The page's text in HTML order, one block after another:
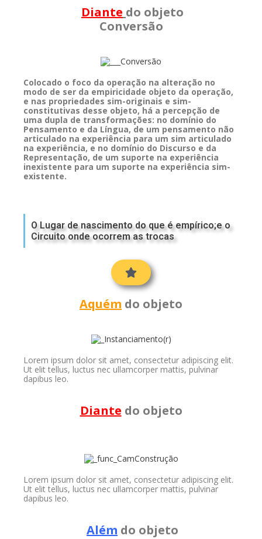
Diante do objeto
Conversão
Colocado o foco da operação na alteração no
modo de ser da empiricidade objeto da operação,
e nas propriedades sim-originais e sim-
constitutivas desse objeto, há a percepção de
uma dupla de transformações: no domínio do
Pensamento e da Língua, de um pensamento não
articulado na experiência para um sim articulado
na experiência, e no domínio do Discurso e da
Representação, de um suporte na experiência
inexistente para um suporte na experiência sim-
existente.
O Lugar de nascimento do que é empírico;e o
Circuito onde ocorrem as trocas
Aquém do objeto
Lorem ipsum dolor sit amet, consectetur adipiscing elit.
Ut elit tellus, luctus nec ullamcorper mattis, pulvinar
dapibus leo.
Diante do objeto
Lorem ipsum dolor sit amet, consectetur adipiscing elit.
Ut elit tellus, luctus nec ullamcorper mattis, pulvinar
dapibus leo.
Além do objeto